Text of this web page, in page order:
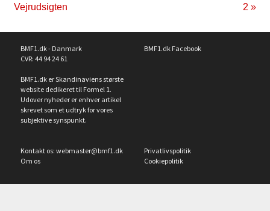
Vejrudsigten
2 »
BMF1.dk - Danmark
CVR: 44 94 24 61
BMF1.dk er Skandinaviens største
website dedikeret til Formel 1.
Udover nyheder er enhver artikel
skrevet som et udtryk for vores
subjektive synspunkt.
BMF1.dk Facebook
Kontakt os: webmaster@bmf1.dk
Om os
Privatlivspolitik
Cookiepolitik